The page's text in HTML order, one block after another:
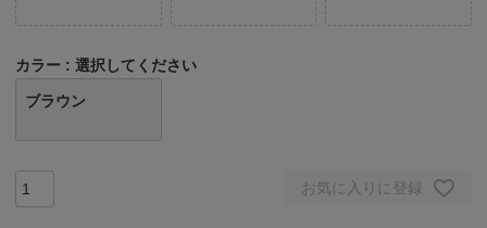
カラー 選択してください
ブラウン
お気に入りに登録